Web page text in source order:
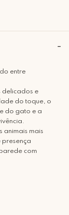
entre
delicados e
do toque, o
do gato e a
animais mais
presença
com